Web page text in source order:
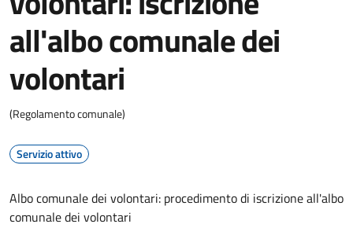
all'albo comunale dei
volontari
(Regolamento comunale)
Servizio attivo
Albo comunale dei volontari: procedimento di iscrizione all'albo
comunale dei volontari